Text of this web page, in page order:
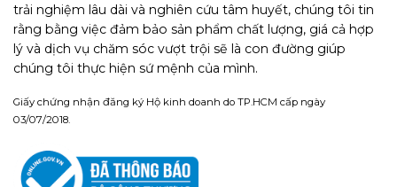
trải nghiệm lâu dài và nghiên cứu tâm huyết, chúng tôi tin
rằng bằng việc đảm bảo sản phẩm chất lượng, giá cả hợp
lý và dịch vụ chăm sóc vượt trội sẽ là con đường giúp
chúng tôi thực hiện sứ mệnh của mình.
Giấy chứng nhận đăng ký Hộ kinh doanh do TP.HCM cấp ngày
03/07/2018.